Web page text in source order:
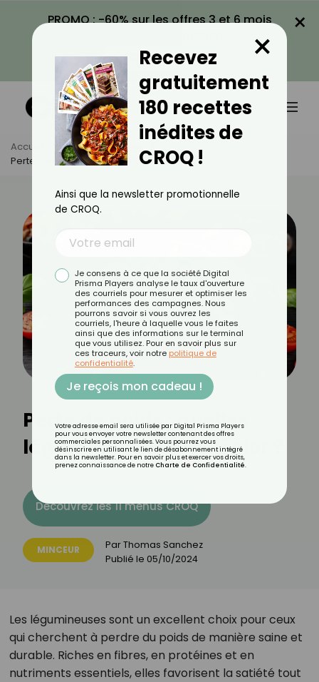
PROMO : -60% sur les offres 3 et 6 mois
VOIR LA PROMO
×
Accueil Actus
Minceur
Perte De Poids : Quelles Légumineuses Privilégier ?
Perte de poids : quelles
légumineuses privilégier ?
Découvrez les 11 menus CROQ
MINCEUR ParThomas Sanchez
Publié le 05/10/2024
Les légumineuses sont un excellent choix pour ceux
qui cherchent à perdre du poids de manière saine et
durable. Riches en fibres, en protéines et en
nutriments essentiels, elles favorisent la satiété tout
Recevez
gratuitement
180 recettes
inédites de
CROQ !
×
Ainsi que la newsletter promotionnelle
de CROQ.
Je consens à ce que la société Digital
Prisma Players analyse le taux d'ouverture
des courriels pour mesurer et optimiser les
performances des campagnes. Nous
pourrons savoir si vous ouvrez les
courriels, l'heure à laquelle vous le faites
ainsi que des informations sur le terminal
que vous utilisez. Pour en savoir plus sur
ces traceurs, voir notre politique de
confidentialité.
Je reçois mon cadeau !
Votre adresse email sera utilisée par Digital Prisma Players
pour vous envoyer votre newsletter contenant des offres
commerciales personnalisées. Vous pourrez vous
désinscrire en utilisant le lien de désabonnement intégré
dans la newsletter. Pour en savoir plus et exercer vos droits,
prenez connaissance de notre Charte de Confidentialité.